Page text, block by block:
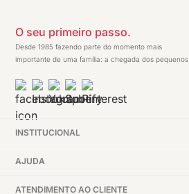
O seu primeiro passo.
Desde 1985 fazendo parte do momento mais
importante de uma família: a chegada dos pequenos.
INSTITUCIONAL
AJUDA
ATENDIMENTO AO CLIENTE